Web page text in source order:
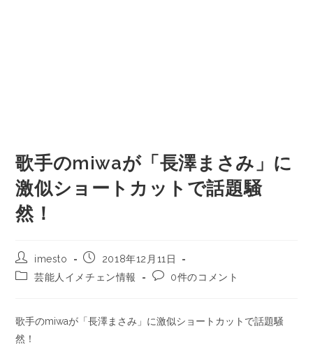
歌手のmiwaが「長澤まさみ」に
激似ショートカットで話題騒
然！
imesto
2018年12月11日
芸能人イメチェン情報
0件のコメント
歌手のmiwaが「長澤まさみ」に激似ショートカットで話題騒
然！